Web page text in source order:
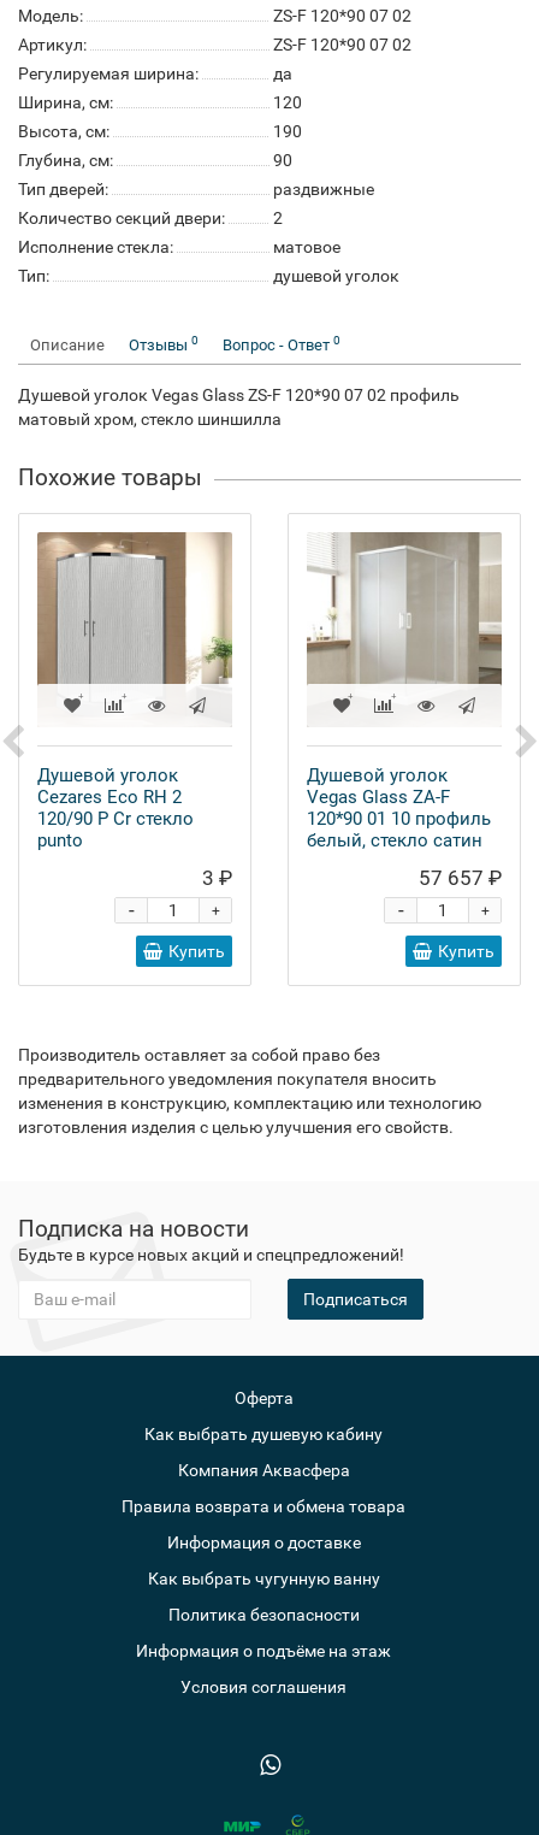
Модель:
ZS-F 120*90 07 02
Артикул:
ZS-F 120*90 07 02
Регулируемая ширина:
да
Ширина, см:
120
Высота, см:
190
Глубина, см:
90
Тип дверей:
раздвижные
Количество секций двери:
2
Исполнение стекла:
матовое
Тип:
душевой уголок
Описание Отзывы 0 Вопрос - Ответ 0
Душевой уголок Vegas Glass ZS-F 120*90 07 02 профиль
матовый хром, стекло шиншилла
Похожие товары
Душевой уголок
Cezares Eco RH 2
120/90 P Cr стекло
punto
3 ₽
+
-
Купить
Душевой уголок
Vegas Glass ZA-F
120*90 01 10 профиль
белый, стекло сатин
57 657 ₽
+
-
Купить
Производитель оставляет за собой право без
предварительного уведомления покупателя вносить
изменения в конструкцию, комплектацию или технологию
изготовления изделия с целью улучшения его свойств.
Подписка на новости
Будьте в курсе новых акций и спецпредложений!
Подписаться
Оферта
Как выбрать душевую кабину
Компания Аквасфера
Правила возврата и обмена товара
Информация о доставке
Как выбрать чугунную ванну
Политика безопасности
Информация о подъёме на этаж
Условия соглашения